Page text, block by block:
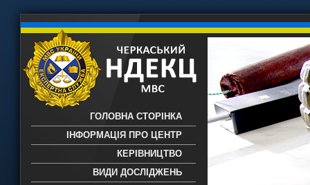
ГОЛОВНА СТОРІНКА
ІНФОРМАЦІЯ ПРО ЦЕНТР
КЕРІВНИЦТВО
ВИДИ ДОСЛІДЖЕНЬ